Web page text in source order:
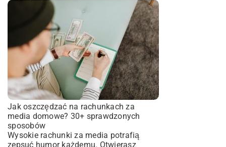
Jak oszczędzać na rachunkach za
media domowe? 30+ sprawdzonych
sposobów
Wysokie rachunki za media potrafią
zepsuć humor każdemu. Otwierasz